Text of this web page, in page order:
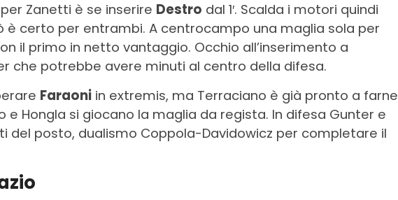
Zanetti è se inserire Destro dal 1′. Scalda i motori quindi
è certo per entrambi. A centrocampo una maglia sola per
il primo in netto vantaggio. Occhio all’inserimento a
che potrebbe avere minuti al centro della difesa.
Faraoni in extremis, ma Terraciano è già pronto a farne
e Hongla si giocano la maglia da regista. In difesa Gunter e
del posto, dualismo Coppola-Davidowicz per completare il